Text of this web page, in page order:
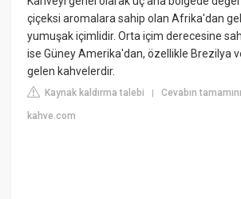
çiçeksi aromalara sahip olan Afrika'dan
yumuşak içimlidir. Orta içim derecesine
ise Güney Amerika'dan, özellikle Brezilya
gelen kahvelerdir.
Kaynak kaldırma talebi |Cevabın
kahve.com